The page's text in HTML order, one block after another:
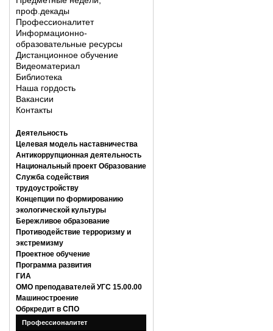
проф.декады
Профессионалитет
Информационно-
образовательные ресурсы
Дистанционное обучение
Видеоматериал
Библиотека
Наша гордость
Вакансии
Контакты
Деятельность
Целевая модель наставничества
Антикоррупционная деятельность
Национальный проект Образование
Служба содействия
трудоустройству
Концепции по формированию
экологической культуры
Бережливое образование
Противодействие терроризму и
экстремизму
Проектное обучение
Программа развития
ГИА
ОМО преподавателей УГС 15.00.00
Машиностроение
Обркредит в СПО
Профессионалитет